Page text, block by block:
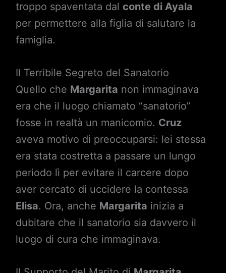
troppo spaventata dal conte di Ayala
per permettere alla figlia di salutare la
famiglia.
Il Terribile Segreto del Sanatorio
Quello che Margarita non immaginava
era che il luogo chiamato “sanatorio”
fosse in realtà un manicomio. Cruz
aveva motivo di preoccuparsi: lei stessa
era stata costretta a passare un lungo
periodo lì per evitare il carcere dopo
aver cercato di uccidere la contessa
Elisa. Ora, anche Margarita inizia a
dubitare che il sanatorio sia davvero il
luogo di cura che immaginava.